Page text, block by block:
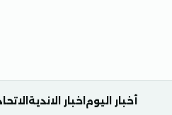
أخبار اليوم اخبار الاندية